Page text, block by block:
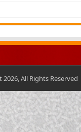
All Rights Reserved